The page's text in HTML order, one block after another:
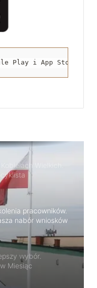
Play i App Store.
w szpitalu w
i zabiegi
Wielkich.
pracowników.
nabór wniosków
wybór.
w Miesiąc
37-